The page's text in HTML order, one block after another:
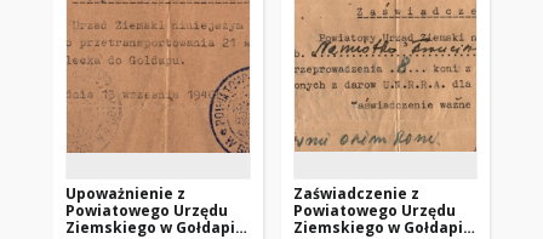
Upoważnienie z
Powiatowego Urzędu
Ziemskiego w Gołdapie
Zaświadczenie z
Powiatowego Urzędu
Ziemskiego w Gołdapie